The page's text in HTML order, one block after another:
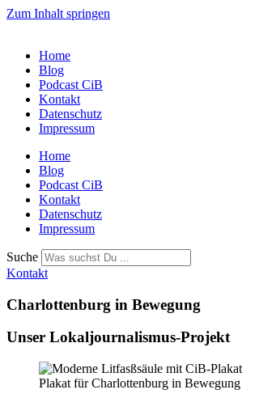
Zum Inhalt springen
Home
Blog
Podcast CiB
Kontakt
Datenschutz
Impressum
Home
Blog
Podcast CiB
Kontakt
Datenschutz
Impressum
Suche
Kontakt
Charlottenburg in Bewegung
Unser Lokaljournalismus-Projekt
Plakat für Charlottenburg in Bewegung